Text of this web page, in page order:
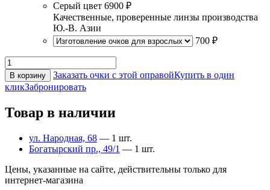
Серый цвет 6900 ₽
Качественные, проверенные линзы производства
Ю.-В. Азии
700 ₽
В корзину Заказать очки с этой оправойКупить в один
кликЗабронировать
Товар в наличии
ул. Народная, 68 — 1 шт.
Богатырский пр., 49/1 — 1 шт.
Цены, указанные на сайте, действительны только для
интернет-магазина